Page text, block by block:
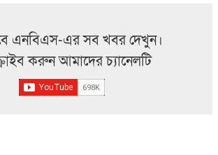
এনবিএস-এর সব খবর দেখুন।
করুন আমাদের চ্যানেলটি